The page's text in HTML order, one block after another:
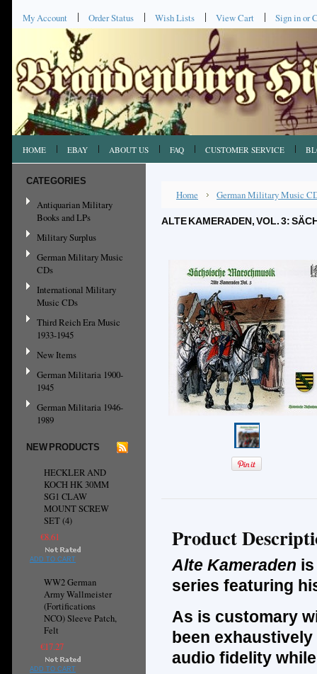
My Account Order Status Wish Lists View Cart Sign inor
HOME EBAY ABOUT US FAQ CUSTOMER SERVICE
CATEGORIES
Antiquarian Military
Books and LPs
Military Surplus
German Military Music
CDs
International Military
Music CDs
Third Reich Era Music
1933-1945
New Items
German Militaria 1900-
1945
German Militaria 1946-
1989
NEW PRODUCTS
HECKLER AND
KOCH HK 30MM
SG1 CLAW
MOUNT SCREW
SET (4)
€8.61
ADD TO CART
WW2 German
Army Wallmeister
(Fortifications
NCO) Sleeve Patch,
Felt
€17.27
ADD TO CART
Home German Military Music
ALTE KAMERADEN, VOL. 3:
Product
Alte Kameraden
series featuring
As is customary
been
audio fidelity